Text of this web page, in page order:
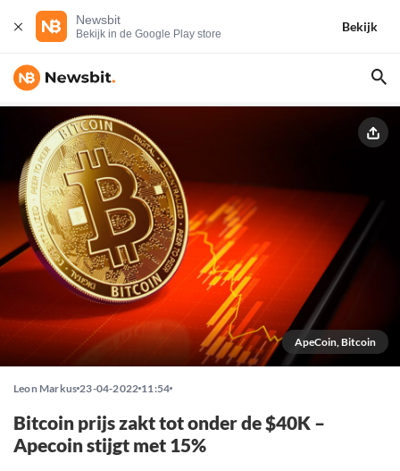
Newsbit
Bekijk in de Google Play store
Bekijk
ApeCoin, Bitcoin
Leon Markus 23-04-2022 11:54
Bitcoin prijs zakt tot onder de $40K –
Apecoin stijgt met 15%